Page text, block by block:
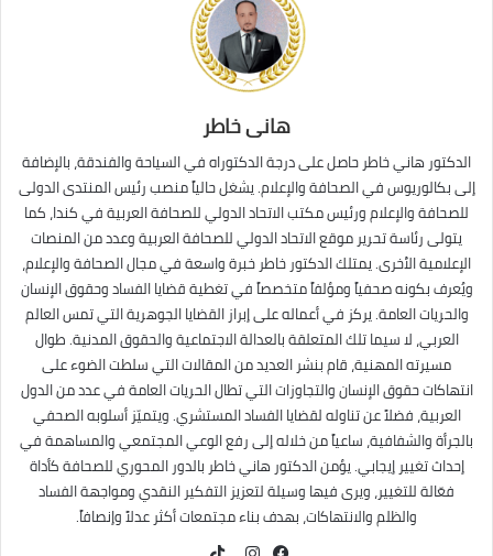
هانى خاطر
الدكتور هاني خاطر حاصل على درجة الدكتوراه في السياحة والفندقة، بالإضافة
إلى بكالوريوس في الصحافة والإعلام. يشغل حالياً منصب رئيس المنتدى الدولى
للصحافة والإعلام ورئيس مكتب الاتحاد الدولي للصحافة العربية في كندا، كما
يتولى رئاسة تحرير موقع الاتحاد الدولي للصحافة العربية وعدد من المنصات
الإعلامية الأخرى. يمتلك الدكتور خاطر خبرة واسعة في مجال الصحافة والإعلام،
ويُعرف بكونه صحفياً ومؤلفاً متخصصاً في تغطية قضايا الفساد وحقوق الإنسان
والحريات العامة. يركز في أعماله على إبراز القضايا الجوهرية التي تمس العالم
العربي، لا سيما تلك المتعلقة بالعدالة الاجتماعية والحقوق المدنية. طوال
مسيرته المهنية، قام بنشر العديد من المقالات التي سلطت الضوء على
انتهاكات حقوق الإنسان والتجاوزات التي تطال الحريات العامة في عدد من الدول
العربية، فضلاً عن تناوله لقضايا الفساد المستشري. ويتميّز أسلوبه الصحفي
بالجرأة والشفافية، ساعياً من خلاله إلى رفع الوعي المجتمعي والمساهمة في
إحداث تغيير إيجابي. يؤمن الدكتور هاني خاطر بالدور المحوري للصحافة كأداة
فعّالة للتغيير، ويرى فيها وسيلة لتعزيز التفكير النقدي ومواجهة الفساد
والظلم والانتهاكات، بهدف بناء مجتمعات أكثر عدلاً وإنصافاً.